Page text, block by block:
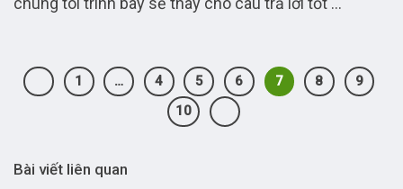
1 … 4 5 6 7 8
9
10
Bài viết liên quan